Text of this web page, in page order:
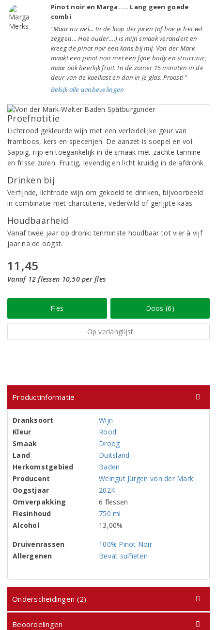
Pinot noir en Marga..... Lang geen goede
combi
"Maar nu wel... In de loop der jaren (of hoe je het wil
zeggen... Hoe ouder....) is mijn smaak verandert en
kreeg de pinot noir een kans bij mij. Von der Mark
maakt een pinot noir met een fijne body en structuur,
maar ook heerlijk fruit. In de zomer 15 minuten in de
deur van de koelkast en dan in je glas. Proost! "
Bekijk alle aanbevelingen
Proefnotitie
Lichtrood gekleurde wijn met een verleidelijke geur van
framboos, kers en specerijen. De aanzet is soepel en vol.
Sappig, rijp en toegankelijk in de smaak met zachte tannine
en frisse zuren. Fruitig, levendig en licht kruidig in de afdronk.
Drinken bij
Verfijnde, lichtrode wijn om gekoeld te drinken, bijvoorbeeld
in combinatie met charcuterie, vederwild of gerijpte kaas.
Houdbaarheid
Vanaf twee jaar op dronk; tenminste houdbaar tot vier à vijf
jaar na de oogst.
11,45
Vanaf 12 flessen 10,50 per fles
Fles Doos (6)
Op verlanglijst
Productinformatie
Dranksoort
Wijn
Kleur
Rood
Smaak
Droog
Land
Duitsland
Herkomstgebied
Baden
Producent
Weingut Jürgen von der Mark
Oogstjaar
2024
Omverpakking
6 flessen
Flesinhoud
750 ml
Alcohol
13,00%
Druivenrassen
100% Pinot Noir
Allergenen
Bevat sulfieten
Onderscheidingen (2)
Beoordelingen